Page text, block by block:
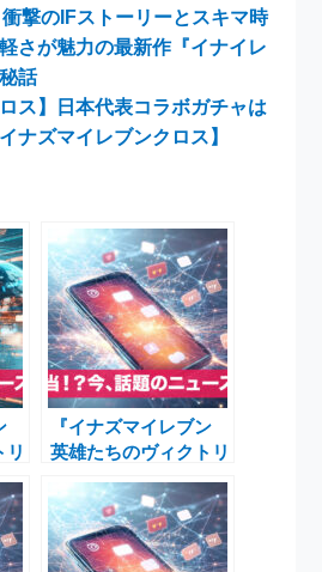
撃のIFストーリーとスキマ時
さが魅力の最新作『イナイレ
話
ロス】日本代表コラボガチャは
ナズマイレブンクロス】
リ
前
『イナズマイレブン
英雄たちのヴィクトリ
80万本突破！本日1月
13日21時に「イナダ
イ」で新情報公開